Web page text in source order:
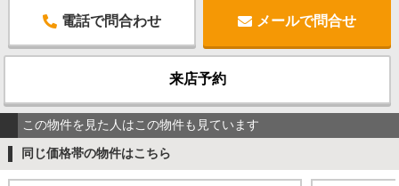
電話で問合わせ メールで問合せ
来店予約
この物件を見た人はこの物件も見ています
同じ価格帯の物件はこちら